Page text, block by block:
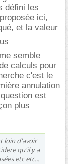
défini les
ici,
et la valeur
semble
calculs pour
c'est le
annulation
est
plus
loin d'avoir
qu'il y a
etc etc...